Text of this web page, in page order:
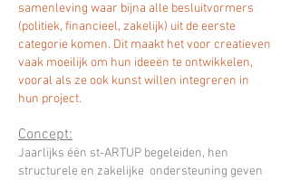
samenleving waar bijna alle besluitvormers
(politiek, financieel, zakelijk) uit de eerste
categorie komen. Dit maakt het voor creatieven
vaak moeilijk om hun ideeën te ontwikkelen,
vooral als ze ook kunst willen integreren in
hun project.
Concept:
Jaarlijks één st-ARTUP begeleiden, hen
structurele en zakelijke ondersteuning geven